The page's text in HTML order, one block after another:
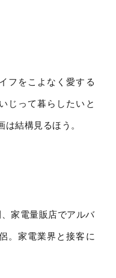
フをこよなく愛する
じって暮らしたいと
は結構見るほう。
家電量販店でアルバ
。家電業界と接客に